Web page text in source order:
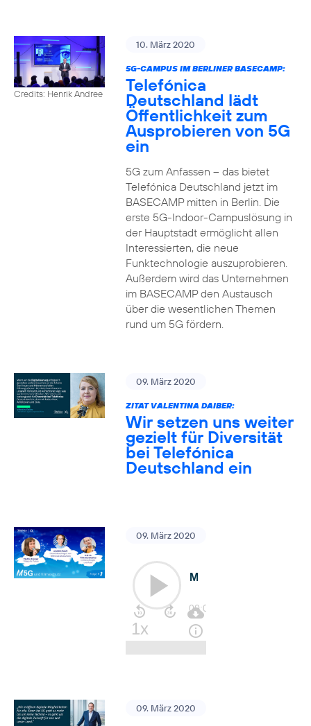
Credits: Henrik Andree
10. März 2020
5G-CAMPUS IM BERLINER BASECAMP:
Telefónica
Deutschland lädt
Öffentlichkeit zum
Ausprobieren von 5G
ein
5G zum Anfassen – das bietet
Telefónica Deutschland jetzt im
BASECAMP mitten in Berlin. Die
erste 5G-Indoor-Campuslösung in
der Hauptstadt ermöglicht allen
Interessierten, die neue
Funktechnologie auszuprobieren.
Außerdem wird das Unternehmen
im BASECAMP den Austausch
über die wesentlichen Themen
rund um 5G fördern.
09. März 2020
ZITAT VALENTINA DAIBER:
Wir setzen uns weiter
gezielt für Diversität
bei Telefónica
Deutschland ein
09. März 2020
09. März 2020